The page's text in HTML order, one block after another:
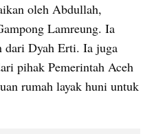
oleh Abdullah,
Lamreung. Ia
dari Dyah Erti. Ia juga
pihak Pemerintah Aceh
rumah layak huni untuk